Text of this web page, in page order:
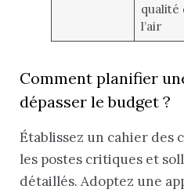
qualité
l’air
Comment planifier
dépasser le budget ?
Établissez un cahier des
les postes critiques et
détaillés. Adoptez une